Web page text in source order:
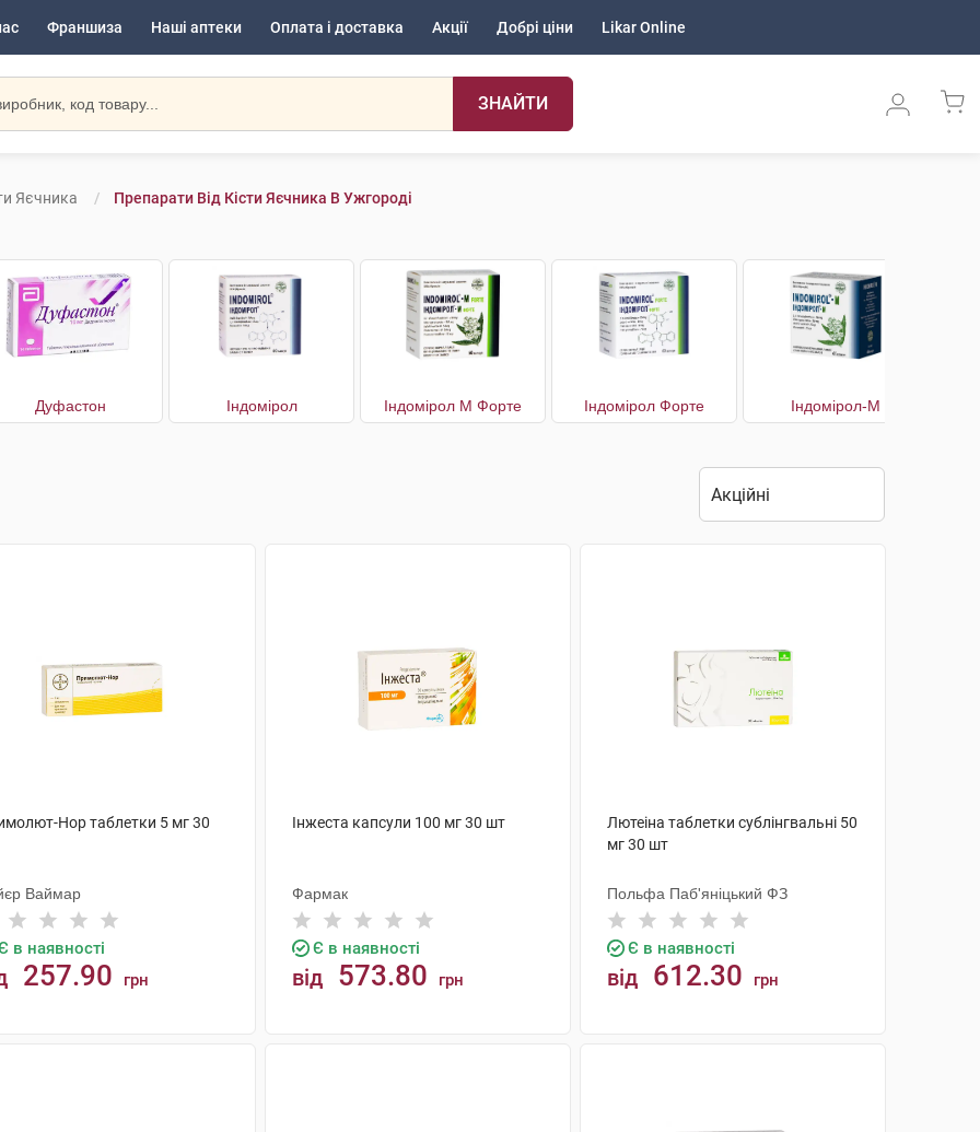
Франшиза Наші аптеки Оплата і доставка Акції Добрі ціни Likar Online
ЗНАЙТИ
Яєчника Препарати Від Кісти Яєчника В Ужгороді
Дуфастон Індомірол Індомірол М Форте Індомірол Форте Індомірол-М
Нор таблетки 5 мг 30
Ваймар
в наявності
257.90 грн
Інжеста капсули 100 мг 30 шт
Фармак
Є в наявності
від 573.80 грн
Лютеіна таблетки сублінгвальні 50
мг 30 шт
Польфа Паб'яніцький ФЗ
Є в наявності
від 612.30 грн